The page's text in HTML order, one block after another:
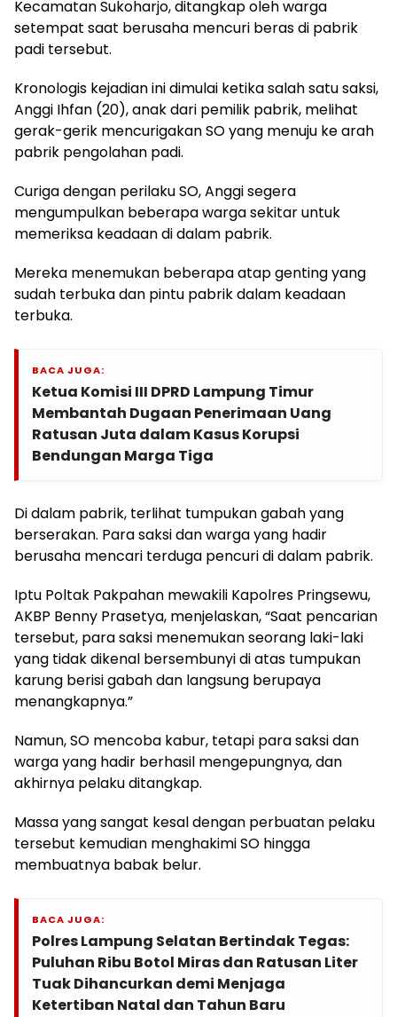
Kecamatan Sukoharjo, ditangkap oleh warga
setempat saat berusaha mencuri beras di pabrik
padi tersebut.
Kronologis kejadian ini dimulai ketika salah satu saksi,
Anggi Ihfan (20), anak dari pemilik pabrik, melihat
gerak-gerik mencurigakan SO yang menuju ke arah
pabrik pengolahan padi.
Curiga dengan perilaku SO, Anggi segera
mengumpulkan beberapa warga sekitar untuk
memeriksa keadaan di dalam pabrik.
Mereka menemukan beberapa atap genting yang
sudah terbuka dan pintu pabrik dalam keadaan
terbuka.
BACA JUGA:
Ketua Komisi III DPRD Lampung Timur
Membantah Dugaan Penerimaan Uang
Ratusan Juta dalam Kasus Korupsi
Bendungan Marga Tiga
Di dalam pabrik, terlihat tumpukan gabah yang
berserakan. Para saksi dan warga yang hadir
berusaha mencari terduga pencuri di dalam pabrik.
Iptu Poltak Pakpahan mewakili Kapolres Pringsewu,
AKBP Benny Prasetya, menjelaskan, “Saat pencarian
tersebut, para saksi menemukan seorang laki-laki
yang tidak dikenal bersembunyi di atas tumpukan
karung berisi gabah dan langsung berupaya
menangkapnya.”
Namun, SO mencoba kabur, tetapi para saksi dan
warga yang hadir berhasil mengepungnya, dan
akhirnya pelaku ditangkap.
Massa yang sangat kesal dengan perbuatan pelaku
tersebut kemudian menghakimi SO hingga
membuatnya babak belur.
BACA JUGA:
Polres Lampung Selatan Bertindak Tegas:
Puluhan Ribu Botol Miras dan Ratusan Liter
Tuak Dihancurkan demi Menjaga
Ketertiban Natal dan Tahun Baru